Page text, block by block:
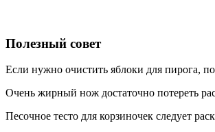
Полезный совет
Если нужно очистить яблоки для пирога,
Очень жирный нож достаточно потереть
Песочное тесто для корзиночек следует